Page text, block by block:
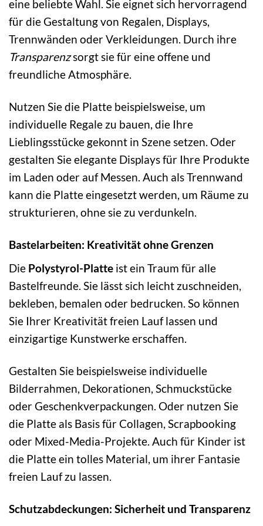
eine beliebte Wahl. Sie eignet sich hervorragend
für die Gestaltung von Regalen, Displays,
Trennwänden oder Verkleidungen. Durch ihre
Transparenzsorgt sie für eine offene und
freundliche Atmosphäre.
Nutzen Sie die Platte beispielsweise, um
individuelle Regale zu bauen, die Ihre
Lieblingsstücke gekonnt in Szene setzen. Oder
gestalten Sie elegante Displays für Ihre Produkte
im Laden oder auf Messen. Auch als Trennwand
kann die Platte eingesetzt werden, um Räume zu
strukturieren, ohne sie zu verdunkeln.
Bastelarbeiten: Kreativität ohne Grenzen
Die Polystyrol-Platte ist ein Traum für alle
Bastelfreunde. Sie lässt sich leicht zuschneiden,
bekleben, bemalen oder bedrucken. So können
Sie Ihrer Kreativität freien Lauf lassen und
einzigartige Kunstwerke erschaffen.
Gestalten Sie beispielsweise individuelle
Bilderrahmen, Dekorationen, Schmuckstücke
oder Geschenkverpackungen. Oder nutzen Sie
die Platte als Basis für Collagen, Scrapbooking
oder Mixed-Media-Projekte. Auch für Kinder ist
die Platte ein tolles Material, um ihrer Fantasie
freien Lauf zu lassen.
Schutzabdeckungen: Sicherheit und Transparenz